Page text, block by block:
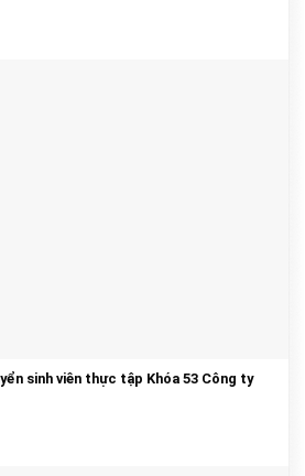
sinh viên thực tập Khóa 53 Công ty